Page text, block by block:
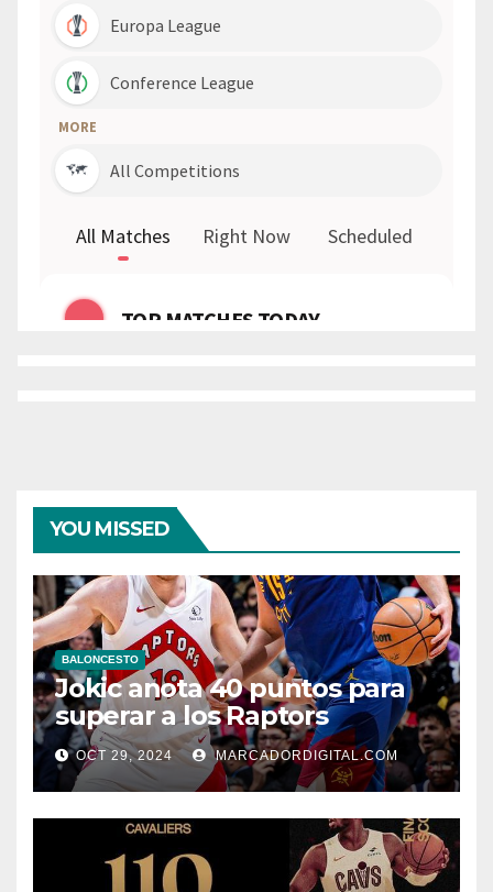
YOU MISSED
BALONCESTO
Jokic anota 40 puntos para
superar a los Raptors
OCT 29, 2024 MARCADORDIGITAL.COM